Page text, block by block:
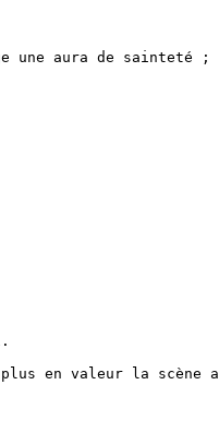
une aura de
en valeur la scène